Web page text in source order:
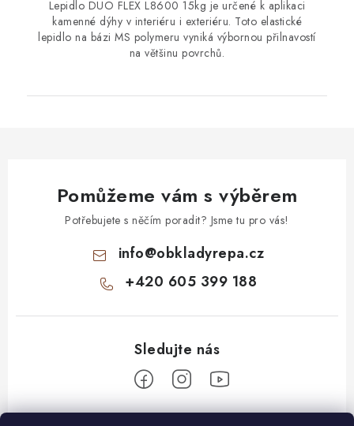
Lepidlo DUO FLEX L8600 15kg je určené k aplikaci
kamenné dýhy v interiéru i exteriéru. Toto elastické
lepidlo na bázi MS polymeru vyniká výbornou přilnavostí
na většinu povrchů.
Pomůžeme vám s výběrem
Potřebujete s něčím poradit? Jsme tu pro vás!
info@obkladyrepa.cz
+420 605 399 188